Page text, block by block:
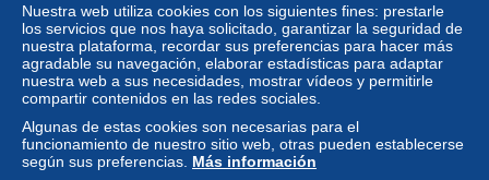
Wurtemberg 4
Enteros postales 4
Imperio 1872-1918 842
1875-1918 7
Cartas & documentos 7
Correos privados & Locales
Nuestra web utiliza cookies con los siguientes fines: prestarle
los servicios que nos haya solicitado, garantizar la seguridad de
nuestra plataforma, recordar sus preferencias para hacer más
agradable su navegación, elaborar estadísticas para adaptar
nuestra web a sus necesidades, mostrar vídeos y permitirle
compartir contenidos en las redes sociales.
Algunas de estas cookies son necesarias para el
funcionamiento de nuestro sitio web, otras pueden establecerse
según sus preferencias. Más información